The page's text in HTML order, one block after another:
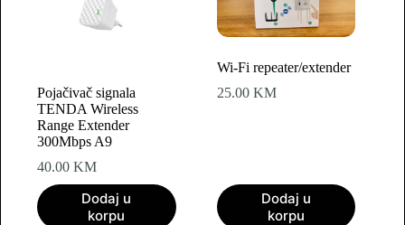
Pojačivač signala
TENDA Wireless
Range Extender
300Mbps A9
40.00 KM
Dodaj u
korpu
Wi-Fi repeater/extender
25.00 KM
Dodaj u
korpu